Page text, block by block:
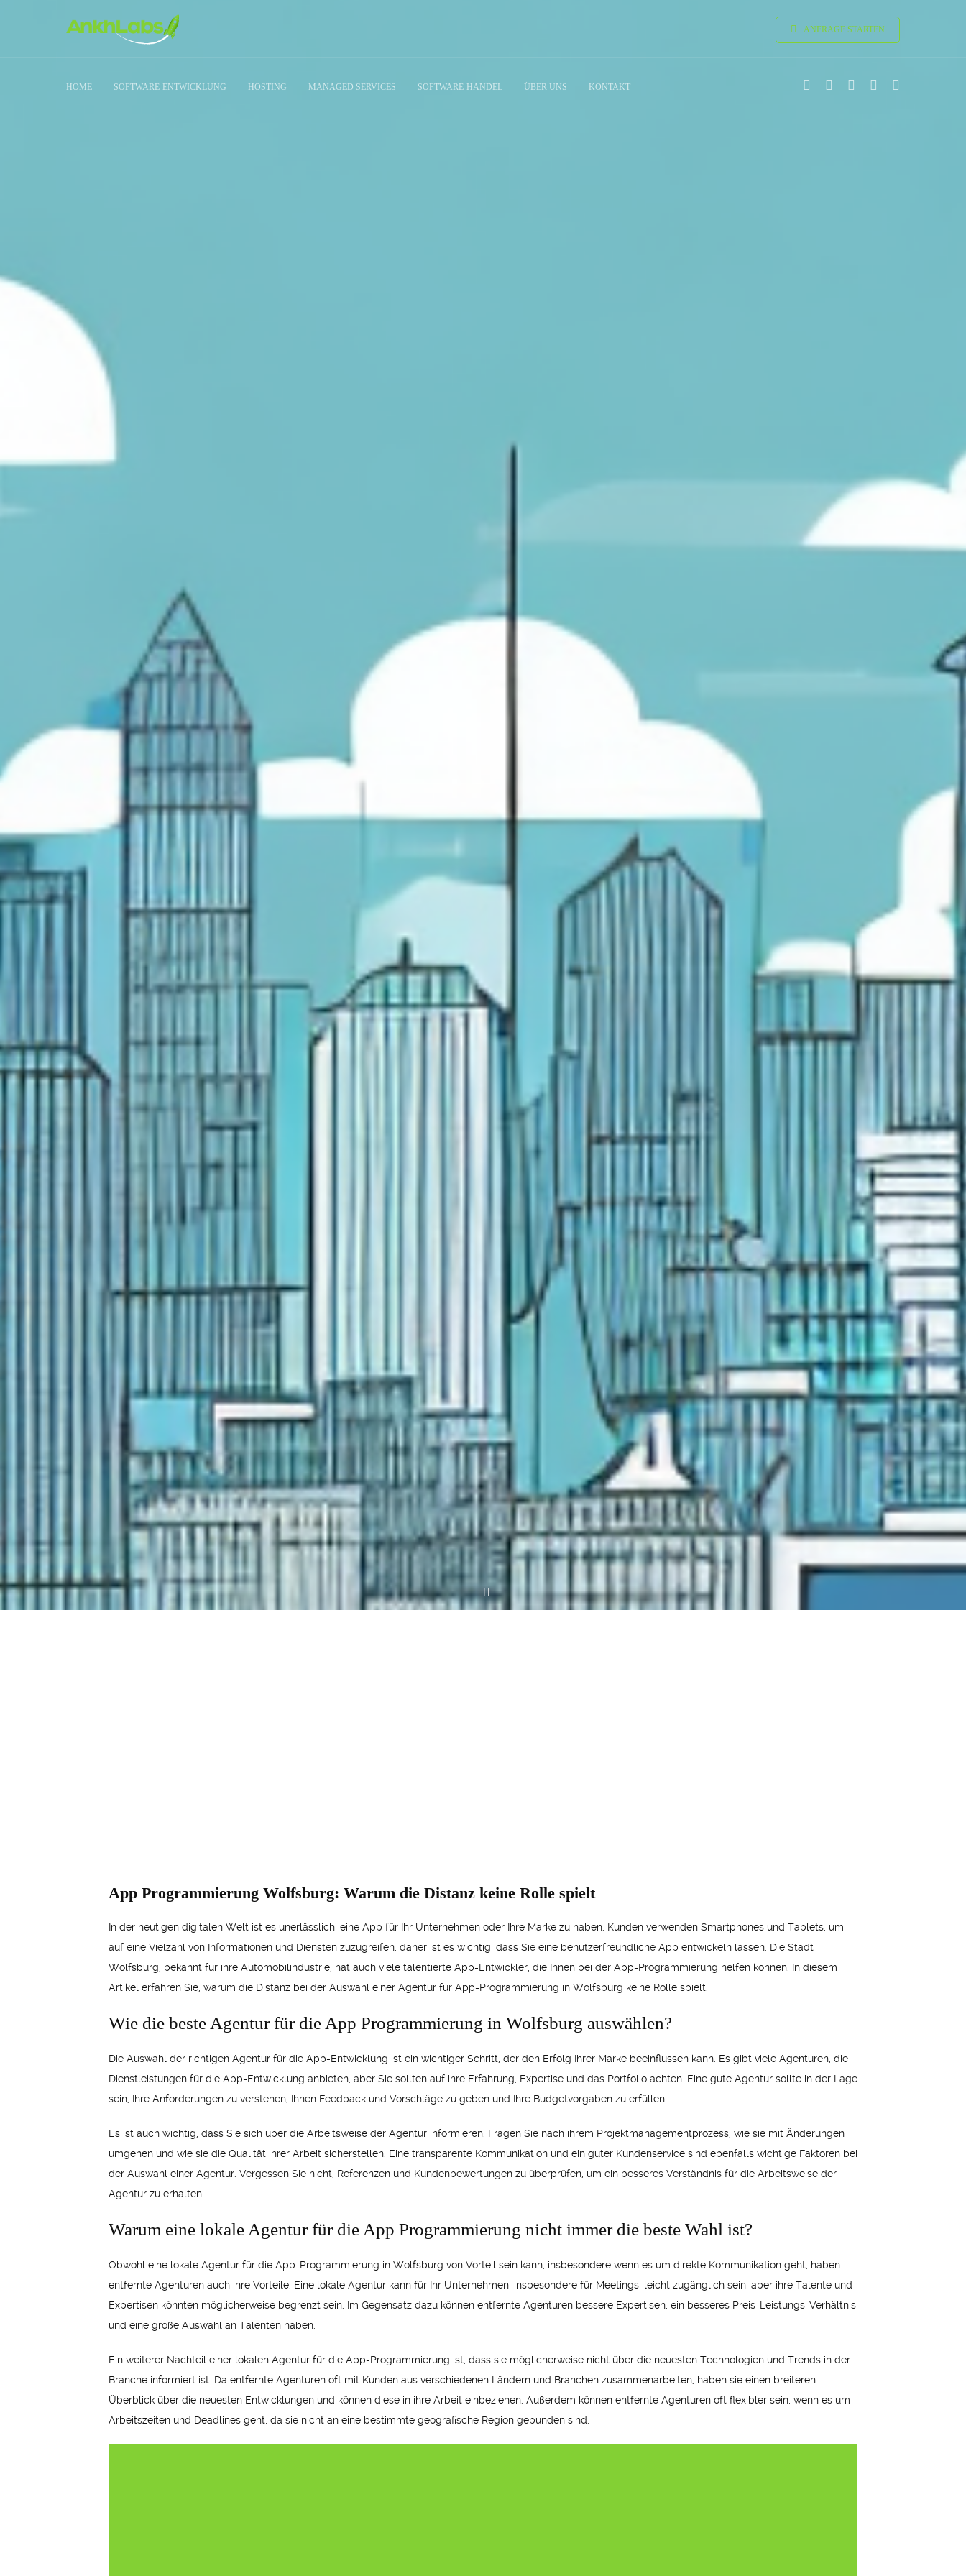
ANFRAGE STARTEN
HOME SOFTWARE-ENTWICKLUNG HOSTING MANAGED SERVICES SOFTWARE-HANDEL ÜBER UNS KONTAKT
App Programmierung Wolfsburg: Warum die Distanz keine Rolle spielt
In der heutigen digitalen Welt ist es unerlässlich, eine App für Ihr Unternehmen oder Ihre Marke zu haben. Kunden verwenden Smartphones und Tablets, um
auf eine Vielzahl von Informationen und Diensten zuzugreifen, daher ist es wichtig, dass Sie eine benutzerfreundliche App entwickeln lassen. Die Stadt
Wolfsburg, bekannt für ihre Automobilindustrie, hat auch viele talentierte App-Entwickler, die Ihnen bei der App-Programmierung helfen können. In diesem
Artikel erfahren Sie, warum die Distanz bei der Auswahl einer Agentur für App-Programmierung in Wolfsburg keine Rolle spielt.
Wie die beste Agentur für die App Programmierung in Wolfsburg auswählen?
Die Auswahl der richtigen Agentur für die App-Entwicklung ist ein wichtiger Schritt, der den Erfolg Ihrer Marke beeinflussen kann. Es gibt viele Agenturen, die
Dienstleistungen für die App-Entwicklung anbieten, aber Sie sollten auf ihre Erfahrung, Expertise und das Portfolio achten. Eine gute Agentur sollte in der Lage
sein, Ihre Anforderungen zu verstehen, Ihnen Feedback und Vorschläge zu geben und Ihre Budgetvorgaben zu erfüllen.
Es ist auch wichtig, dass Sie sich über die Arbeitsweise der Agentur informieren. Fragen Sie nach ihrem Projektmanagementprozess, wie sie mit Änderungen
umgehen und wie sie die Qualität ihrer Arbeit sicherstellen. Eine transparente Kommunikation und ein guter Kundenservice sind ebenfalls wichtige Faktoren bei
der Auswahl einer Agentur. Vergessen Sie nicht, Referenzen und Kundenbewertungen zu überprüfen, um ein besseres Verständnis für die Arbeitsweise der
Agentur zu erhalten.
Warum eine lokale Agentur für die App Programmierung nicht immer die beste Wahl ist?
Obwohl eine lokale Agentur für die App-Programmierung in Wolfsburg von Vorteil sein kann, insbesondere wenn es um direkte Kommunikation geht, haben
entfernte Agenturen auch ihre Vorteile. Eine lokale Agentur kann für Ihr Unternehmen, insbesondere für Meetings, leicht zugänglich sein, aber ihre Talente und
Expertisen könnten möglicherweise begrenzt sein. Im Gegensatz dazu können entfernte Agenturen bessere Expertisen, ein besseres Preis-Leistungs-Verhältnis
und eine große Auswahl an Talenten haben.
Ein weiterer Nachteil einer lokalen Agentur für die App-Programmierung ist, dass sie möglicherweise nicht über die neuesten Technologien und Trends in der
Branche informiert ist. Da entfernte Agenturen oft mit Kunden aus verschiedenen Ländern und Branchen zusammenarbeiten, haben sie einen breiteren
Überblick über die neuesten Entwicklungen und können diese in ihre Arbeit einbeziehen. Außerdem können entfernte Agenturen oft flexibler sein, wenn es um
Arbeitszeiten und Deadlines geht, da sie nicht an eine bestimmte geografische Region gebunden sind.